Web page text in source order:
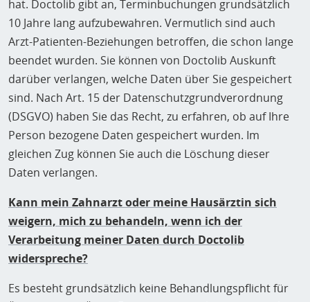
hat. Doctolib gibt an, Terminbuchungen grundsätzlich
10 Jahre lang aufzubewahren. Vermutlich sind auch
Arzt-Patienten-Beziehungen betroffen, die schon lange
beendet wurden. Sie können von Doctolib Auskunft
darüber verlangen, welche Daten über Sie gespeichert
sind. Nach Art. 15 der Datenschutzgrundverordnung
(DSGVO) haben Sie das Recht, zu erfahren, ob auf Ihre
Person bezogene Daten gespeichert wurden. Im
gleichen Zug können Sie auch die Löschung dieser
Daten verlangen.
Kann mein Zahnarzt oder meine Hausärztin sich
weigern, mich zu behandeln, wenn ich der
Verarbeitung meiner Daten durch Doctolib
widerspreche?
Es besteht grundsätzlich keine Behandlungspflicht für